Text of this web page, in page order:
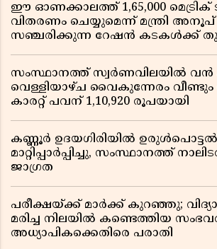
ഈ ഓണക്കാലത്ത് 1,65,000
വിതരണം ചെയ്യുമെന്ന് മന്ത്രി
സഞ്ചരിക്കുന്ന റേഷൻ കടകൾക്ക്
സംസ്ഥാനത്ത് സ്വർണവിലയിൽ വൻ
വെള്ളിയാഴ്ച വൈകുന്നേരം വീണ്ടും
കാരറ്റ് പവന് 1,10,920 രൂപയായി
കണ്ണൂർ ഉദയഗിരിയിൽ
മാറ്റിപ്പാർപ്പിച്ചു, സംസ്ഥാനത്ത്
ജാഗ്രത
പരീക്ഷയ്ക്ക് മാർക്ക് കുറഞ്ഞു;
മരിച്ച നിലയിൽ കണ്ടെത്തിയ
അധ്യാപികക്കെതിരെ പരാതി